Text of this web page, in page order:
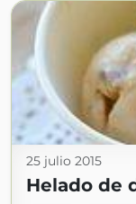
25 julio 2015
Helado de